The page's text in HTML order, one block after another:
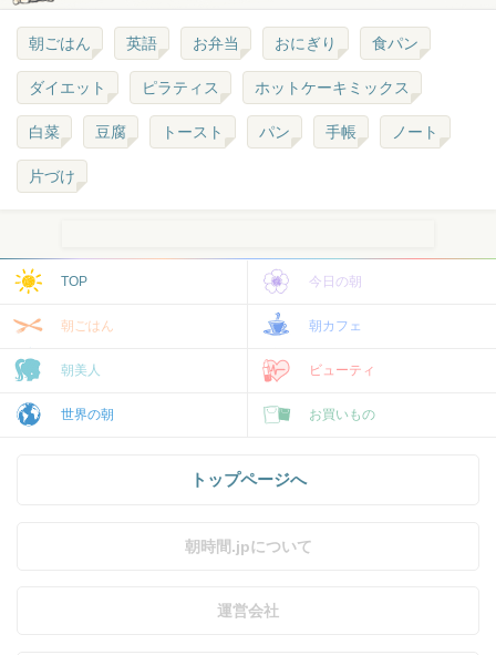
朝ごはん 英語 お弁当 おにぎり 食パン
ダイエット ピラティス ホットケーキミックス
白菜 豆腐 トースト パン 手帳 ノート
片づけ
TOP 今日の朝
朝ごはん 朝カフェ
朝美人 ビューティ
世界の朝 お買いもの
トップページへ
朝時間.jpについて
運営会社